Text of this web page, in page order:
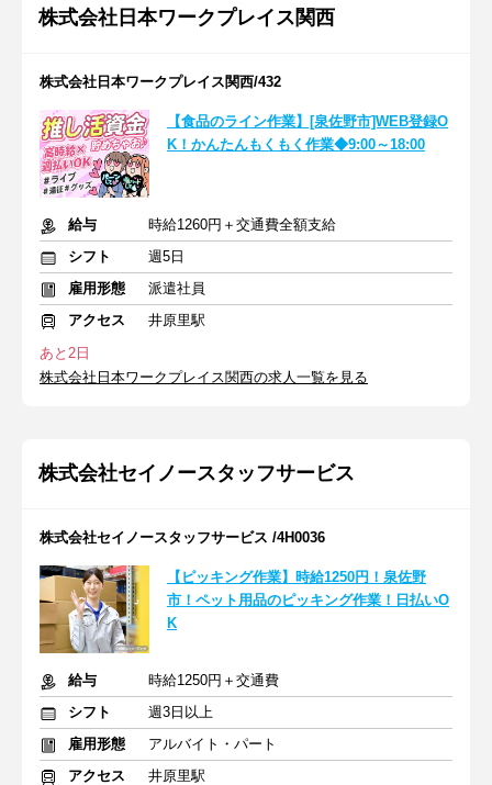
株式会社日本ワークプレイス関西
株式会社日本ワークプレイス関西/432
【食品のライン作業】[泉佐野市]WEB登録O
K！かんたんもくもく作業◆9:00～18:00
給与
時給1260円＋交通費全額支給
シフト
週5日
雇用形態
派遣社員
アクセス
井原里駅
あと2日
株式会社日本ワークプレイス関西の求人一覧を見る
株式会社セイノースタッフサービス
株式会社セイノースタッフサービス /4H0036
【ピッキング作業】時給1250円！泉佐野
市！ペット用品のピッキング作業！日払いO
K
給与
時給1250円＋交通費
シフト
週3日以上
雇用形態
アルバイト・パート
アクセス
井原里駅